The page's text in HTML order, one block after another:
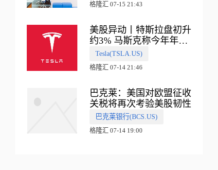
格隆汇 07-15 21:43
美股异动丨特斯拉盘初升
约3% 马斯克称今年年底
会有‘史诗级震撼’的演示
Tesla(TSLA.US)
格隆汇 07-14 21:46
巴克莱：美国对欧盟征收
关税将再次考验美股韧性
巴克莱银行(BCS.US)
格隆汇 07-14 19:00